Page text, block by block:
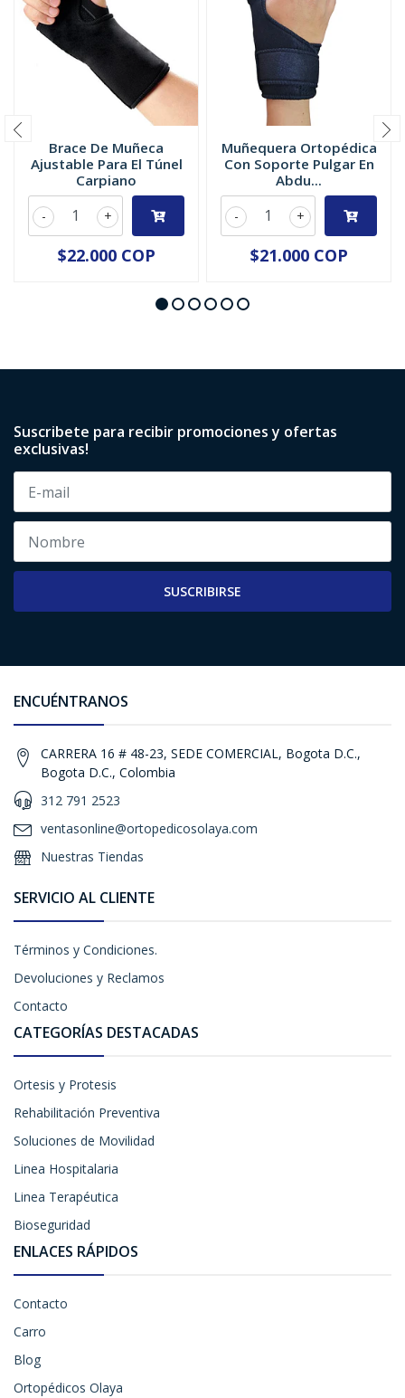
Brace De Muñeca
Ajustable Para El Túnel
Carpiano
+
-
$22.000 COP
Muñequera Ortopédica
Con Soporte Pulgar En
Abdu...
+
-
$21.000 COP
Suscribete para recibir promociones y ofertas
exclusivas!
SUSCRIBIRSE
ENCUÉNTRANOS
CARRERA 16 # 48-23, SEDE COMERCIAL, Bogota D.C.,
Bogota D.C., Colombia
312 791 2523
ventasonline@ortopedicosolaya.com
Nuestras Tiendas
SERVICIO AL CLIENTE
Términos y Condiciones.
Devoluciones y Reclamos
Contacto
CATEGORÍAS DESTACADAS
Ortesis y Protesis
Rehabilitación Preventiva
Soluciones de Movilidad
Linea Hospitalaria
Linea Terapéutica
Bioseguridad
ENLACES RÁPIDOS
Contacto
Carro
Blog
Ortopédicos Olaya